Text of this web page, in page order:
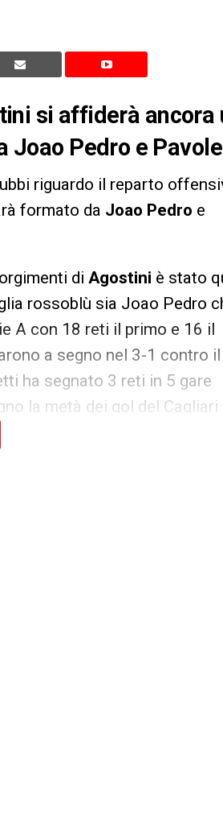
si affiderà ancora
Joao Pedro e
riguardo il reparto
formato da Joao Pedro e
di Agostini è stato
rossoblù sia Joao Pedro
A con 18 reti il primo e 16 il
a segno nel 3-1 contro il
ha segnato 3 reti in 5 gare
la metà dei gol del Cagliari